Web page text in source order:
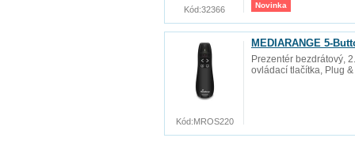
Novinka
Kód:32366
MEDIARANGE 5-
Prezentér bezdrátový,
ovládací tlačítka, Plug
Kód:MROS220